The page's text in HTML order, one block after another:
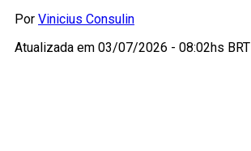
Por Vinicius Consulin
Atualizada em 03/07/2026 - 08:02hs BRT